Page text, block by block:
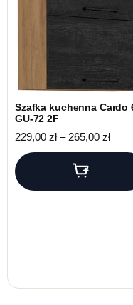
Szafka kuchenna Cardo
GU-72 2F
229,00 zł – 265,00 zł